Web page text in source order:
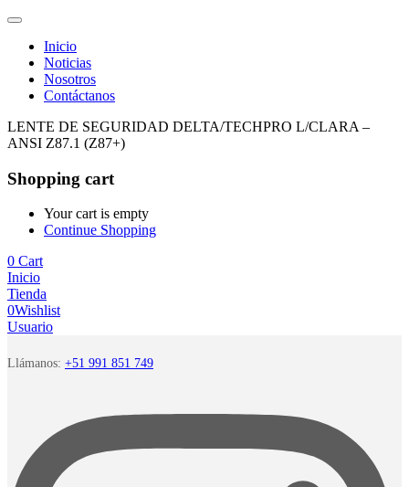
Inicio
Noticias
Nosotros
Contáctanos
LENTE DE SEGURIDAD DELTA/TECHPRO L/CLARA –
ANSI Z87.1 (Z87+)
Shopping cart
Your cart is empty
Continue Shopping
0 Cart
Inicio
Tienda
0Wishlist
Usuario
Llámanos: +51 991 851 749